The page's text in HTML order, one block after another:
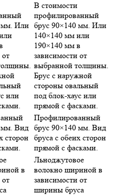
мм. Или
от
или
В стоимости
профилированный
брус 90×140 мм. Или
140×140 мм или
190×140 мм в
зависимости от
выбранной толщины.
Брус с наружной
стороны овальный
под блок-хаус или
прямой с фасками.
мм. Вид
сторон
Профилированный
брус 90×140 мм. Вид
бруса с обеих сторон
прямой с фасками.
в
от
Льноджутовое
волокно шириной в
зависимости от
ширины бруса